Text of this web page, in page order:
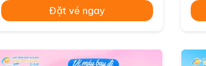
Đặt vé ngay